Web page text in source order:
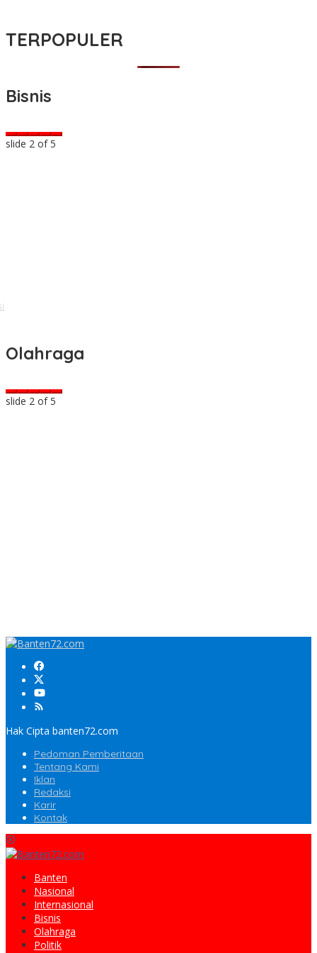
TERPOPULER
Bisnis
slide 2 of 5
Olahraga
slide 2 of 5
Hak Cipta banten72.com
Pedoman Pemberitaan
Tentang Kami
Iklan
Redaksi
Karir
Kontak
Banten
Nasional
Internasional
Bisnis
Olahraga
Politik